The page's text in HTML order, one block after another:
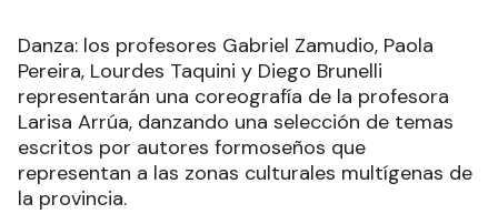
Danza: los profesores Gabriel Zamudio, Paola
Pereira, Lourdes Taquini y Diego Brunelli
representarán una coreografía de la profesora
Larisa Arrúa, danzando una selección de temas
escritos por autores formoseños que
representan a las zonas culturales multígenas de
la provincia.